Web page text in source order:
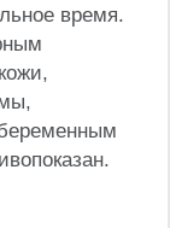
время.